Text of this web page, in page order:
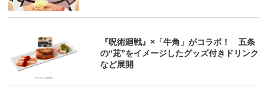
『呪術廻戦』×「牛角」がコラボ！ 五条
の“茈”をイメージしたグッズ付きドリンク
など展開